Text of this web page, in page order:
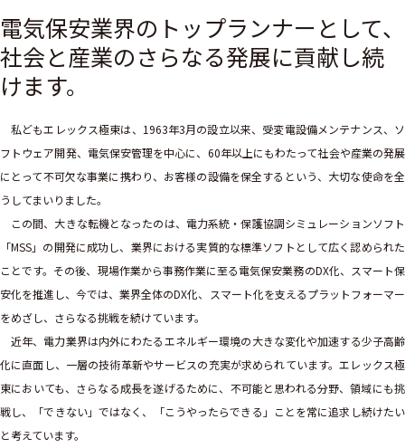
電気保安業界のトップランナーとして、
社会と産業のさらなる発展に貢献し続
けます。
私どもエレックス極東は、1963年3月の設立以来、受変電設備メンテナンス、ソ
フトウェア開発、電気保安管理を中心に、60年以上にもわたって社会や産業の発展
にとって不可欠な事業に携わり、お客様の設備を保全するという、大切な使命を全
うしてまいりました。
この間、大きな転機となったのは、電力系統・保護協調シミュレーションソフト
「MSS」の開発に成功し、業界における実質的な標準ソフトとして広く認められた
ことです。その後、現場作業から事務作業に至る電気保安業務のDX化、スマート保
安化を推進し、今では、業界全体のDX化、スマート化を支えるプラットフォーマー
をめざし、さらなる挑戦を続けています。
近年、電力業界は内外にわたるエネルギー環境の大きな変化や加速する少子高齢
化に直面し、一層の技術革新やサービスの充実が求められています。エレックス極
東においても、さらなる成長を遂げるために、不可能と思われる分野、領域にも挑
戦し、「できない」ではなく、「こうやったらできる」ことを常に追求し続けたい
と考えています。